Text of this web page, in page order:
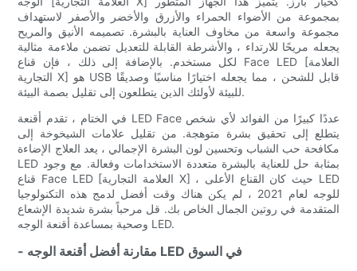
بمجموعة من الأضواء الحمراء والأزرق والأخضر والأصفر لاستهداف
مجموعة واسعة من مخاوف العناية بالبشرة. تصميمه الأنيق والمريح
يجعله مريحًا للارتداء ، والأشرطة القابلة للتعديل تضمن ملاءمة مثالية
لكل مستخدم. بالإضافة إلى ذلك ، فإن قناع Face LED [العلامة
التجارية X] هو USB قابل للشحن ، مما يجعله اختيارًا مناسبًا وصديقًا
للبيئة لأولئك الذين يتطلعون إلى تقليل بصمة البيئة.
في الختام ، تقدم أقنعة LED Face عددًا كبيرًا من الفوائد لأي شخص
يتطلع إلى تحقيق بشرة متوهجة. من تقليل علامات الشيخوخة إلى
مكافحة حب الشباب وتحسين لون البشرة الإجمالي ، يعد العلاج الإضاءة
LED بمثابة حل للعناية بالبشرة متعددة الاستخدامات وفعالة. مع وجود
قناع Face LED [العلامة التجارية X] ، حيث كان القناع الأعلى LED
للوجه لعام 2021 ، لم يكن هناك وقت أفضل لدمج هذه التكنولوجيا
المتقدمة في روتين الجمال الخاص بك. قل مرحباً بشرة شديدة الإشعاع
وصحية بمساعدة أقنعة الوجه LED.
- مقارنة أفضل أقنعة الوجه LED في السوق